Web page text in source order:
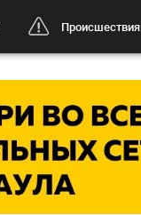
Происшествия